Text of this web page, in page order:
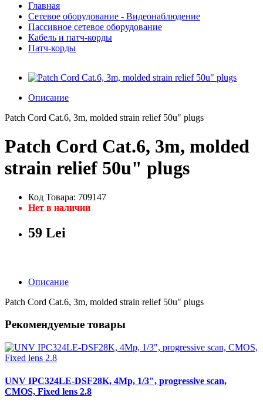
Главная
Сетевое оборудование - Видеонаблюдение
Пассивное сетевое оборудование
Кабель и патч-корды
Патч-корды
Описание
Patch Cord Cat.6, 3m, molded strain relief 50u" plugs
Patch Cord Cat.6, 3m, molded
strain relief 50u" plugs
Код Товара: 709147
Нет в наличии
59 Lei
Описание
Patch Cord Cat.6, 3m, molded strain relief 50u" plugs
Рекомендуемые товары
UNV IPC324LE-DSF28K, 4Mp, 1/3", progressive scan,
CMOS, Fixed lens 2.8